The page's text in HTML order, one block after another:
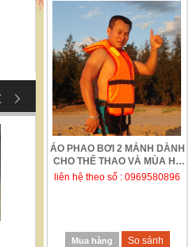
ÁO PHAO BƠI 2 MẢNH DÀNH
CHO THỂ THAO VÀ MÙA HÈ
liên hệ theo số : 0969580896
Mua hàng So sánh